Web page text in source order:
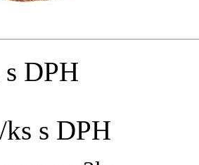
s DPH
ks s DPH